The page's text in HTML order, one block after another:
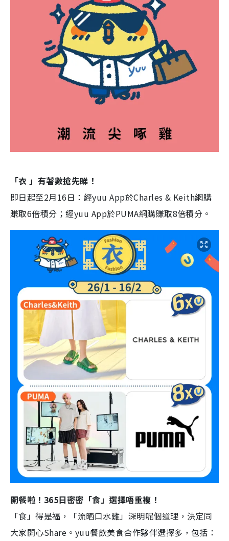
「衣 」有著數搶先睇！
即日起至2月16日：經yuu App於Charles & Keith網購
賺取6倍積分；經yuu App於PUMA網購賺取8倍積分。
開餐啦！365日密密「食」選擇唔重複！
「食」得是福，「流晒口水雞」深明呢個道理，決定同
大家開心Share。yuu餐飲美食合作夥伴選擇多，包括：